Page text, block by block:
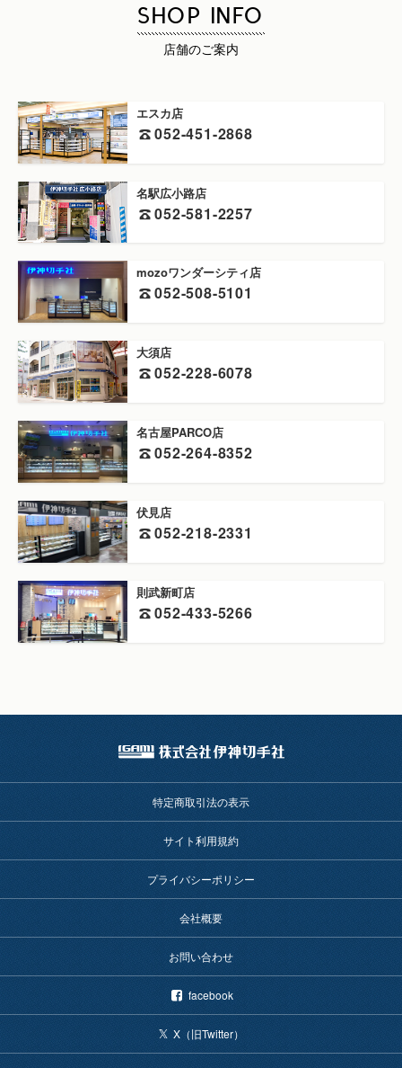
SHOP INFO
店舗のご案内
エスカ店
052-451-2868
名駅広小路店
052-581-2257
mozoワンダーシティ店
052-508-5101
大須店
052-228-6078
名古屋PARCO店
052-264-8352
伏見店
052-218-2331
則武新町店
052-433-5266
特定商取引法の表示
サイト利用規約
プライバシーポリシー
会社概要
お問い合わせ
facebook
X（旧Twitter）